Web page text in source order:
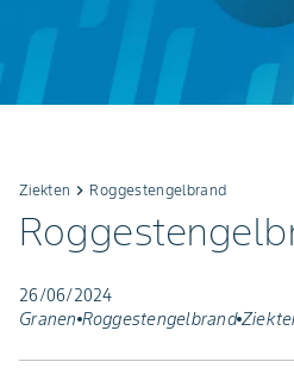
Ziekten keyboard_arrow_right Roggestengelbrand
26/06/2024
Granen Roggestengelbrand